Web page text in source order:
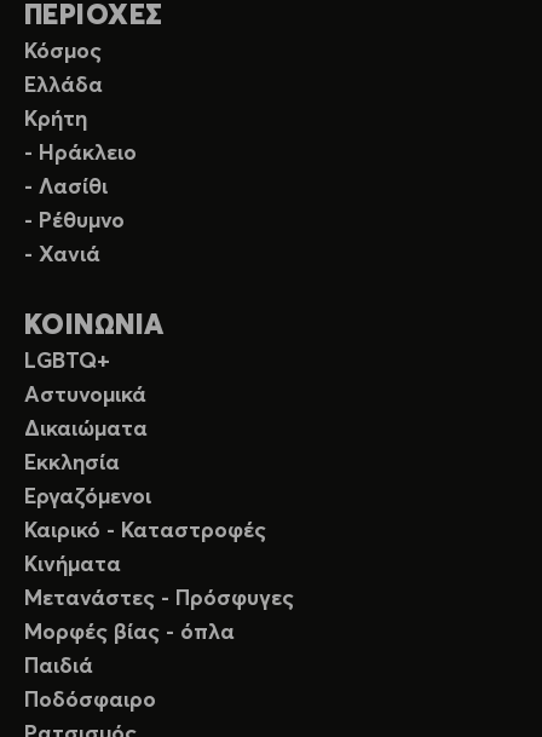
ΠΕΡΙΟΧΕΣ
Κόσμος
Ελλάδα
Κρήτη
- Ηράκλειο
- Λασίθι
- Ρέθυμνο
- Χανιά
ΚΟΙΝΩΝΙΑ
LGBTQ+
Αστυνομικά
Δικαιώματα
Εκκλησία
Εργαζόμενοι
Καιρικό - Καταστροφές
Κινήματα
Μετανάστες - Πρόσφυγες
Μορφές βίας - όπλα
Παιδιά
Ποδόσφαιρο